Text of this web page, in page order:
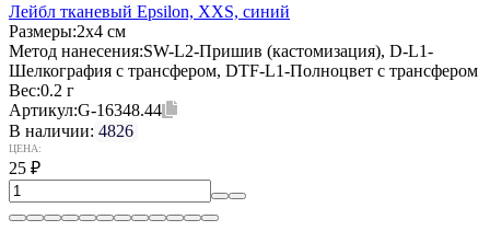
Лейбл тканевый Epsilon, XXS, синий
Размеры:2х4 см
Метод нанесения:SW-L2-Пришив (кастомизация), D-L1-
Шелкография с трансфером, DTF-L1-Полноцвет с трансфером
Вес:0.2 г
Артикул:G-16348.44
В наличии: 4826
ЦЕНА:
25 ₽